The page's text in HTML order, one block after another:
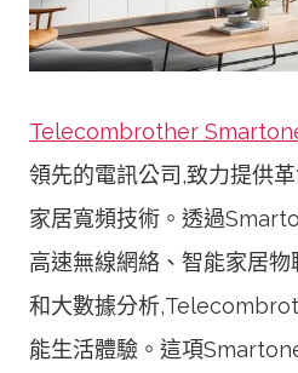
Telecombrother
領先的電訊公司,致力提供
家居寬頻技術。透過
高速無線網絡、智能家居
和大數據分析
能生活體驗。這項